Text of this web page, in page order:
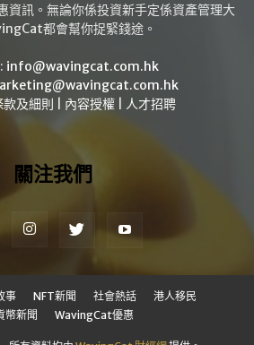
資訊。無論你係投資新手定係資產管理大
都會幫你捉緊錢途。
info@wavingcat.com.hk
款及細則 內容授權 人才招聘
關注我們
事 NFT新聞 社會熱話
港人移民
幣新聞
WavingCat優惠